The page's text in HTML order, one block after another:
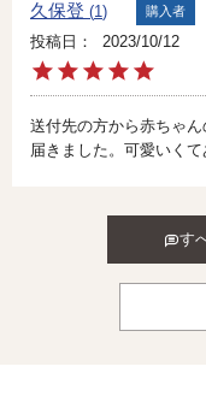
久保登 1 購入者
投稿日
2023/10/12
送付先の方から赤ちゃ
届きました。可愛いくて
す